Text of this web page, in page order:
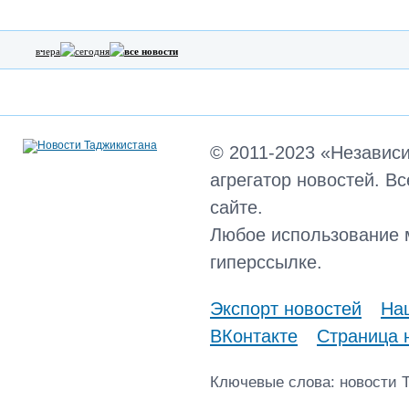
вчера сегодня все новости
© 2011-2023
агрегатор новостей.
сайте.
Любое использование
гиперссылке.
Экспорт новостей
ВКонтакте
Страница
Ключевые слова: новости